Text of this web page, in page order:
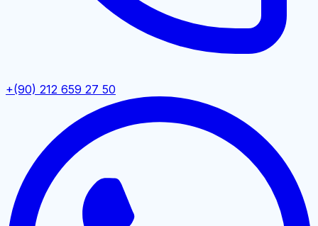
+(90) 212 659 27 50